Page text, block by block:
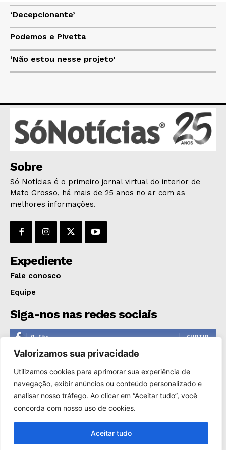
HOME
POLÍTICA
POLÍCIA
ESPORTES
OPINIÃO
GERAL
EDUCAÇÃO
AGRONOTÍCIAS
ÚLTIMAS NOTÍCIAS
Valorizamos sua privacidade
Utilizamos cookies para aprimorar sua experiência de
navegação, exibir anúncios ou conteúdo personalizado e
analisar nosso tráfego. Ao clicar em “Aceitar tudo”, você
concorda com nosso uso de cookies.
Aceitar tudo
‘Decepcionante’
Podemos e Pivetta
‘Não estou nesse projeto’
Sobre
Só Notícias é o primeiro jornal virtual do interior de
Mato Grosso, há mais de 25 anos no ar com as
melhores informações.
Expediente
Fale conosco
Equipe
Siga-nos nas redes sociais
0 Fãs CURTIR
0 Seguidores
1,110 Seguidores SEGUIR
0 Inscritos INSCREVER
Copyright © 2000-2025. Reprodução proibida sem a autorização
de Só Notícias.